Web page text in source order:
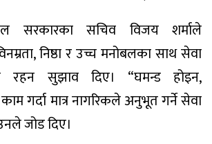
सरकारका सचिव विजय शर्माले
निष्ठा र उच्च मनोबलका साथ सेवा
रहन सुझाव दिए। “घमन्ड होइन,
गर्दा मात्र नागरिकले अनुभूत गर्ने सेवा
जोड दिए।